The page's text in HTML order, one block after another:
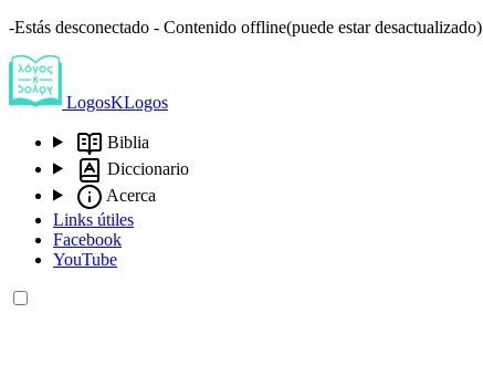
-Estás desconectado - Contenido offline(puede estar desactualizado)
LogosKLogos
Biblia
Diccionario
Acerca
Links útiles
Facebook
YouTube